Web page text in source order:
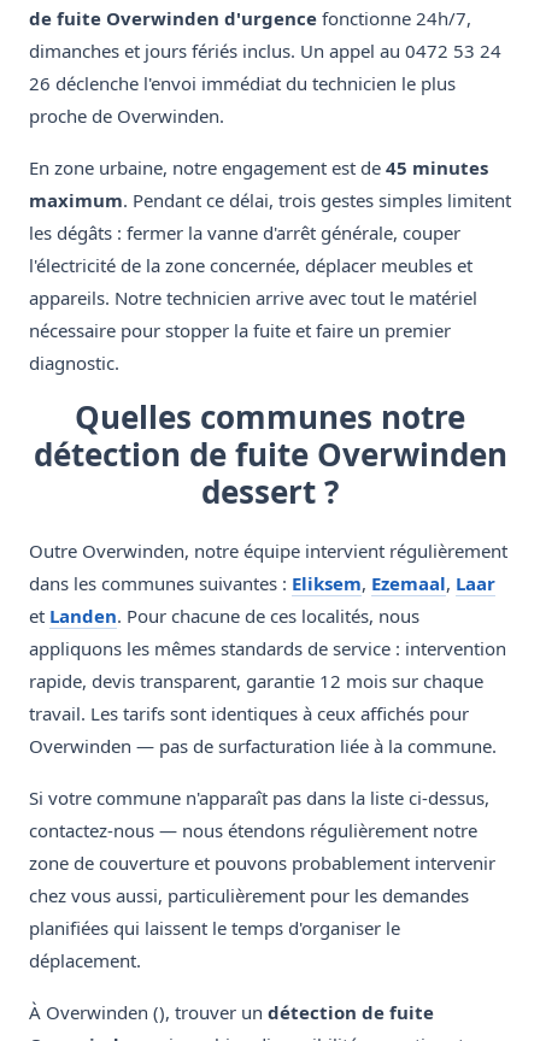
de fuite Overwinden d'urgence fonctionne 24h/7,
dimanches et jours fériés inclus. Un appel au 0472 53 24
26 déclenche l'envoi immédiat du technicien le plus
proche de Overwinden.
En zone urbaine, notre engagement est de 45 minutes
maximum. Pendant ce délai, trois gestes simples limitent
les dégâts : fermer la vanne d'arrêt générale, couper
l'électricité de la zone concernée, déplacer meubles et
appareils. Notre technicien arrive avec tout le matériel
nécessaire pour stopper la fuite et faire un premier
diagnostic.
Quelles communes notre
détection de fuite Overwinden
dessert ?
Outre Overwinden, notre équipe intervient régulièrement
dans les communes suivantes : Eliksem, Ezemaal, Laar
et Landen. Pour chacune de ces localités, nous
appliquons les mêmes standards de service : intervention
rapide, devis transparent, garantie 12 mois sur chaque
travail. Les tarifs sont identiques à ceux affichés pour
Overwinden — pas de surfacturation liée à la commune.
Si votre commune n'apparaît pas dans la liste ci-dessus,
contactez-nous — nous étendons régulièrement notre
zone de couverture et pouvons probablement intervenir
chez vous aussi, particulièrement pour les demandes
planifiées qui laissent le temps d'organiser le
déplacement.
À Overwinden (), trouver un détection de fuite